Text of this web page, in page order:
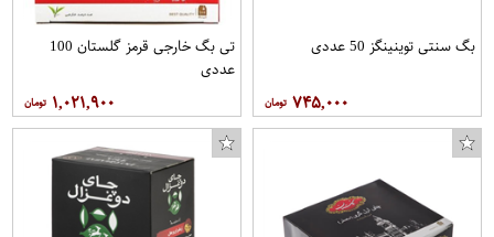
بگ سنتی توینینگز 50 عددی
۷۴۵,۰۰۰
تی بگ خارجی قرمز گلستان 100
عددی
۱,۰۲۱,۹۰۰